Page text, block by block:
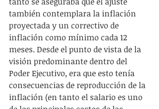
también contemplara la inflación
proyectada y un correctivo de
inflación como mínimo cada 12
meses. Desde el punto de vista de la
visión predominante dentro del
Poder Ejecutivo, era que esto tenía
consecuencias de reproducción de la
inflación (en tanto el salario es uno